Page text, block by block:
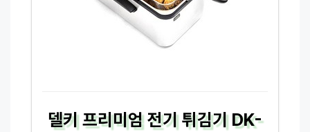
델키 프리미엄 전기 튀김기 DK-